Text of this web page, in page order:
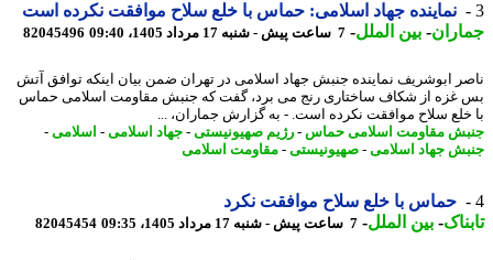
نماینده جهاد اسلامی: حماس با خلع سلاح موافقت نکرده است
- بین الملل-7 ساعت پیش - شنبه 17 مرداد 1405، 09:40 82045496
ابوشریف نماینده جنبش جهاد اسلامی در تهران ضمن بیان اینکه توافق آتش
از شکاف ساختاری رنج می برد، گفت که جنبش مقاومت اسلامی حماس
سلاح موافقت نکرده است. - به گزارش جماران، ...
مقاومت اسلامی حماس-رژیم صهیونیستی-جهاد اسلامی-اسلامی-
جهاد اسلامی-صهیونیستی-مقاومت اسلامی
حماس با خلع سلاح موافقت نکرد
-بین الملل-7 ساعت پیش - شنبه 17 مرداد 1405، 09:35 82045454